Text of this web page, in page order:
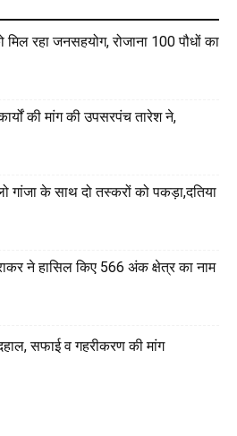
मिल रहा जनसहयोग, रोजाना 100 पौधों का
की मांग की उपसरपंच तारेश ने,
गांजा के साथ दो तस्करों को पकड़ा,दतिया
ने हासिल किए 566 अंक क्षेत्र का नाम
सफाई व गहरीकरण की मांग